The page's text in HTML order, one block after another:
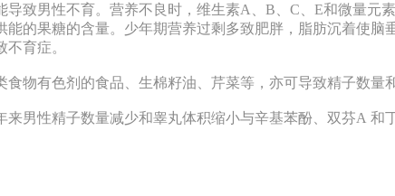
男性不育。营养不良时，维生素A、B、C、E和微量元
的果糖的含量。少年期营养过剩多致肥胖，脂肪沉着使
育症。
有色剂的食品、生棉籽油、芹菜等，亦可导致精子数量和
性精子数量减少和睾丸体积缩小与辛基苯酚、双芬A 和